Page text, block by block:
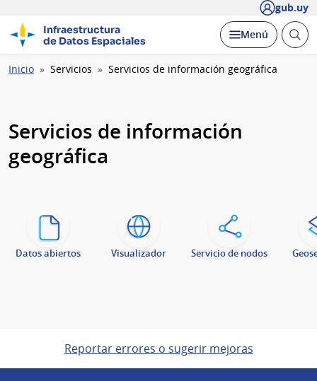
gub.uy
Infraestructura
de Datos Espaciales
Desplegar
Menú Abrir
Ruta
Inicio Servicios Servicios de información geográfica
Servicios de información
geográfica
Datos abiertos Visualizador Servicio de nodos
Reportar errores o sugerir mejoras